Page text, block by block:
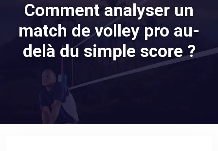
Comment analyser un
match de volley pro au-
delà du simple score ?